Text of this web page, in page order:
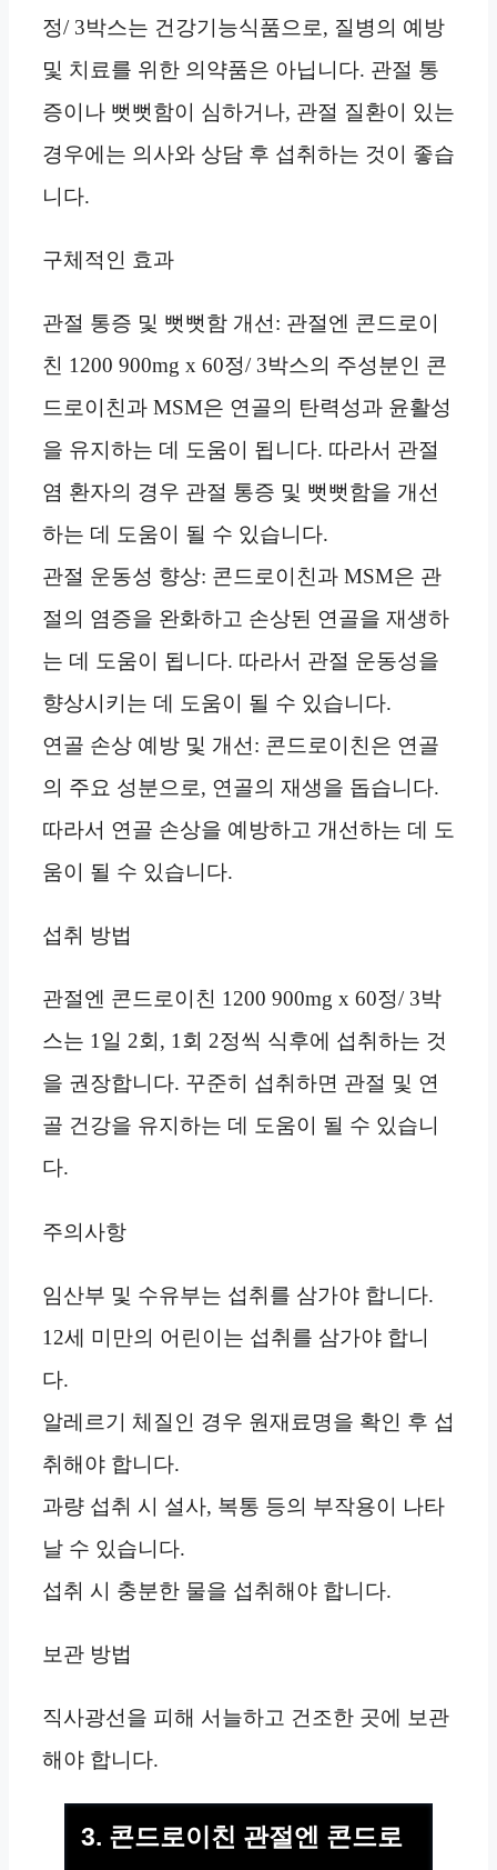
정/ 3박스는 건강기능식품으로, 질병의 예방
및 치료를 위한 의약품은 아닙니다. 관절 통
증이나 뻣뻣함이 심하거나, 관절 질환이 있는
경우에는 의사와 상담 후 섭취하는 것이 좋습
니다.
구체적인 효과
관절 통증 및 뻣뻣함 개선: 관절엔 콘드로이
친 1200 900mg x 60정/ 3박스의 주성분인 콘
드로이친과 MSM은 연골의 탄력성과 윤활성
을 유지하는 데 도움이 됩니다. 따라서 관절
염 환자의 경우 관절 통증 및 뻣뻣함을 개선
하는 데 도움이 될 수 있습니다.
관절 운동성 향상: 콘드로이친과 MSM은 관
절의 염증을 완화하고 손상된 연골을 재생하
는 데 도움이 됩니다. 따라서 관절 운동성을
향상시키는 데 도움이 될 수 있습니다.
연골 손상 예방 및 개선: 콘드로이친은 연골
의 주요 성분으로, 연골의 재생을 돕습니다.
따라서 연골 손상을 예방하고 개선하는 데 도
움이 될 수 있습니다.
섭취 방법
관절엔 콘드로이친 1200 900mg x 60정/ 3박
스는 1일 2회, 1회 2정씩 식후에 섭취하는 것
을 권장합니다. 꾸준히 섭취하면 관절 및 연
골 건강을 유지하는 데 도움이 될 수 있습니
다.
주의사항
임산부 및 수유부는 섭취를 삼가야 합니다.
12세 미만의 어린이는 섭취를 삼가야 합니
다.
알레르기 체질인 경우 원재료명을 확인 후 섭
취해야 합니다.
과량 섭취 시 설사, 복통 등의 부작용이 나타
날 수 있습니다.
섭취 시 충분한 물을 섭취해야 합니다.
보관 방법
직사광선을 피해 서늘하고 건조한 곳에 보관
해야 합니다.
3. 콘드로이친 관절엔 콘드로